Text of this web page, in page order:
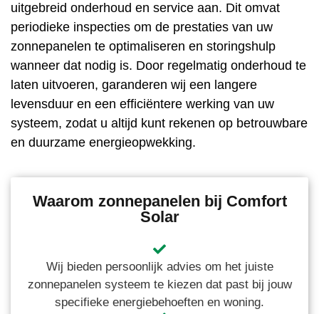
uitgebreid onderhoud en service aan. Dit omvat
periodieke inspecties om de prestaties van uw
zonnepanelen te optimaliseren en storingshulp
wanneer dat nodig is. Door regelmatig onderhoud te
laten uitvoeren, garanderen wij een langere
levensduur en een efficiëntere werking van uw
systeem, zodat u altijd kunt rekenen op betrouwbare
en duurzame energieopwekking.
Waarom zonnepanelen bij Comfort
Solar
Wij bieden persoonlijk advies om het juiste
zonnepanelen systeem te kiezen dat past bij jouw
specifieke energiebehoeften en woning.